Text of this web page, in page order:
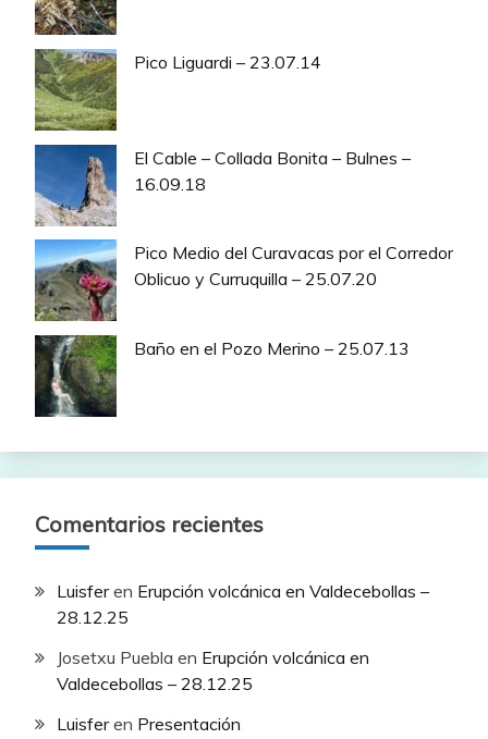
Pico Liguardi – 23.07.14
El Cable – Collada Bonita – Bulnes –
16.09.18
Pico Medio del Curavacas por el Corredor
Oblicuo y Curruquilla – 25.07.20
Baño en el Pozo Merino – 25.07.13
Comentarios recientes
Luisferen Erupción volcánica en Valdecebollas –
28.12.25
Josetxu Puebla en Erupción volcánica en
Valdecebollas – 28.12.25
Luisferen Presentación